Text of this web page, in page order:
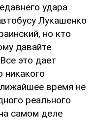
удара
Лукашенко
но кто
давайте
это дает
никакого
время не
реального
самом деле